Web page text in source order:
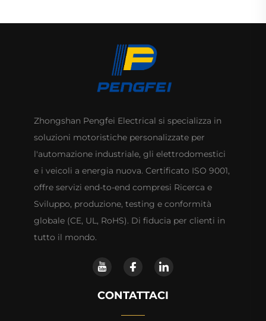
Zhongshan Pengfei Electrical si specializza in
soluzioni motoristiche personalizzate per
l'automazione industriale, gli elettrodomestici
e i veicoli a energia nuova. Certificato ISO 9001,
offre servizi end-to-end compresi Ricerca e
Sviluppo, produzione, testing e conformità
globale (CE, UL, RoHS). Di fiducia per clienti in
tutto il mondo.
CONTATTACI